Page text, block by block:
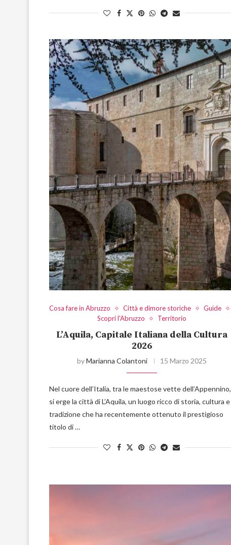
Cosa fare in Abruzzo Città e dimore storiche
Guide
Scopri l'Abruzzo
Territorio
L’Aquila, Capitale Italiana della Cultura
2026
byMarianna Colantoni 15 Marzo 2025
Nel cuore dell’Italia, tra le maestose vette dell’Appennino,
si erge la città di L’Aquila, un luogo ricco di storia, cultura e
tradizione che ha recentemente ottenuto il prestigioso
titolo di …